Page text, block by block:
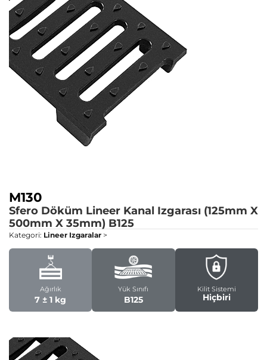
M130
Sfero Döküm Lineer Kanal Izgarası (125mm X
500mm X 35mm) B125
Kategori: Lineer Izgaralar >
Ağırlık
7 ± 1 kg
Yük Sınıfı
B125
Kilit Sistemi
Hiçbiri